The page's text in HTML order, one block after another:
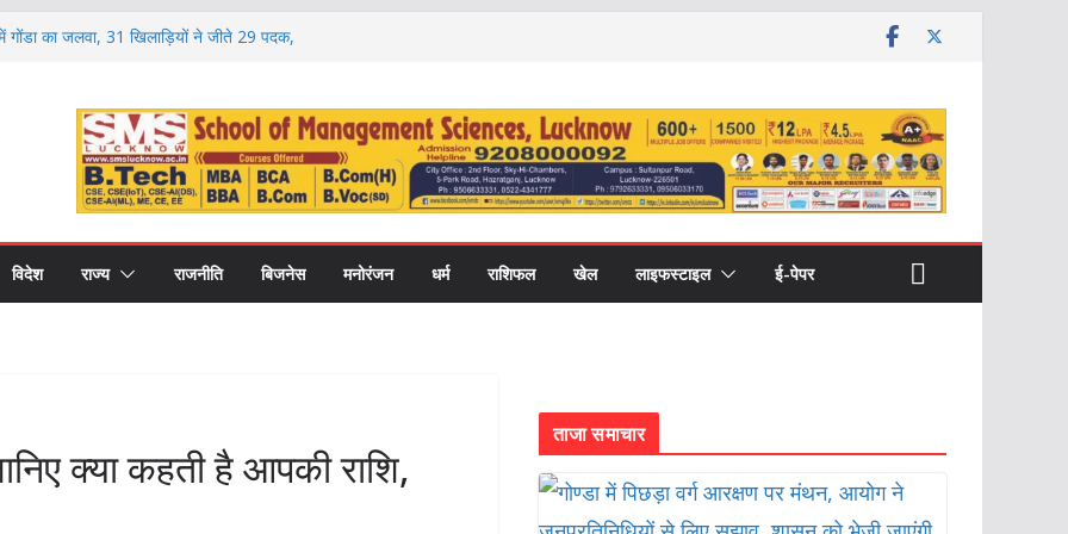
गोंडा में डेयरी कॉन्क्लेव के दौरान करोड़ों की
का भी हुआ सम्मान
मंथन, आयोग ने जनप्रतिनिधियों से लिए सुझाव,
की नई शिक्षा का मॉडल, गोंडा में मंडल स्तरीय बैठक में
उच्च शिक्षा का मिला मार्गदर्शन
विदेश राज्य राजनीति बिजनेस मनोरंजन धर्म राशिफल खेल लाइफस्टाइल ई-पेपर
क्या कहती है आपकी राशि,
ताजा समाचार